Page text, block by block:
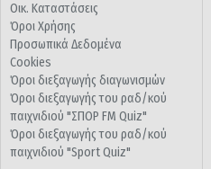
Οικ. Καταστάσεις
Όροι Χρήσης
Προσωπικά Δεδομένα
Cookies
Όροι διεξαγωγής διαγωνισμών
Όροι διεξαγωγής του ραδ/κού
παιχνιδιού "ΣΠΟΡ FM Quiz"
Όροι διεξαγωγής του ραδ/κού
παιχνιδιού "Sport Quiz"